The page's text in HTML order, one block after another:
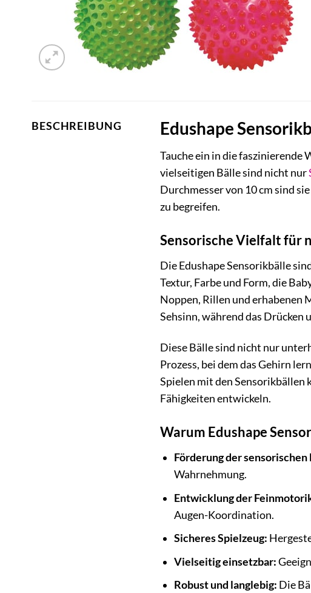
BESCHREIBUNG Edushape
Tauche ein in die faszinierende
vielseitigen Bälle sind nicht nur
Durchmesser von 10 cm sind
zu begreifen.
Sensorische Vielfalt für
Die Edushape Sensorikbälle
Textur, Farbe und Form, die
Noppen, Rillen und erhabenen
Sehsinn, während das
Diese Bälle sind nicht nur
Prozess, bei dem das Gehirn
Spielen mit den Sensorikbällen
Fähigkeiten entwickeln.
Warum Edushape
Förderung der
Wahrnehmung.
Entwicklung der
Augen-Koordination.
Sicheres Spielzeug:
Vielseitig einsetzbar:
Robust und langlebig: Die